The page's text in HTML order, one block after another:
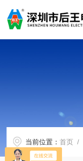
当前位置：首页 /